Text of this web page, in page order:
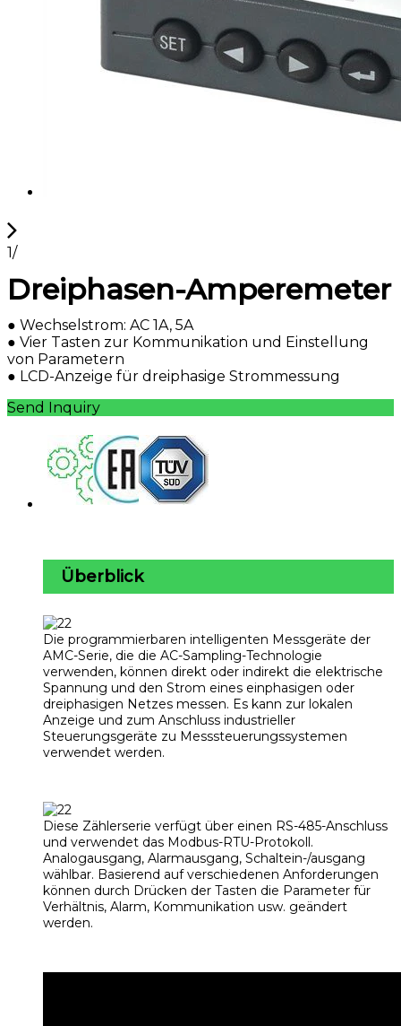
1/
Dreiphasen-Amperemeter
️️● Wechselstrom: AC 1A, 5A
● Vier Tasten zur Kommunikation und Einstellung
von Parametern
● LCD-Anzeige für dreiphasige Strommessung
Send Inquiry
Überblick
Die programmierbaren intelligenten Messgeräte der
AMC-Serie, die die AC-Sampling-Technologie
verwenden, können direkt oder indirekt die elektrische
Spannung und den Strom eines einphasigen oder
dreiphasigen Netzes messen. Es kann zur lokalen
Anzeige und zum Anschluss industrieller
Steuerungsgeräte zu Messsteuerungssystemen
verwendet werden.
Diese Zählerserie verfügt über einen RS-485-Anschluss
und verwendet das Modbus-RTU-Protokoll.
Analogausgang, Alarmausgang, Schaltein-/ausgang
wählbar. Basierend auf verschiedenen Anforderungen
können durch Drücken der Tasten die Parameter für
Verhältnis, Alarm, Kommunikation usw. geändert
werden.